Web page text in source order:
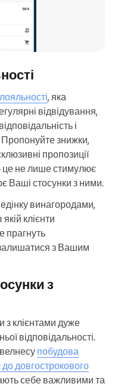
, яка
відвідування,
і
Пропонуйте знижки,
пропозиції
це не лише стимулює
Ваші стосунки з ними.
винагородами,
клієнти
прагнуть
з Вашим
з
з клієнтами дуже
відповідальності.
побудова
довгострокового
себе важливими та